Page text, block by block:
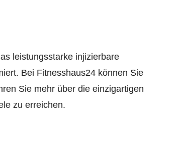
leistungsstarke injizierbare
Bei Fitnesshaus24 können Sie
Sie mehr über die einzigartigen
zu erreichen.